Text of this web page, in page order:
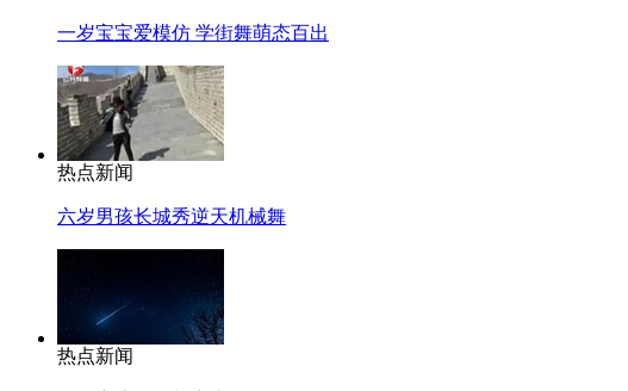
一岁宝宝爱模仿 学街舞萌态百出
热点新闻
六岁男孩长城秀逆天机械舞
热点新闻